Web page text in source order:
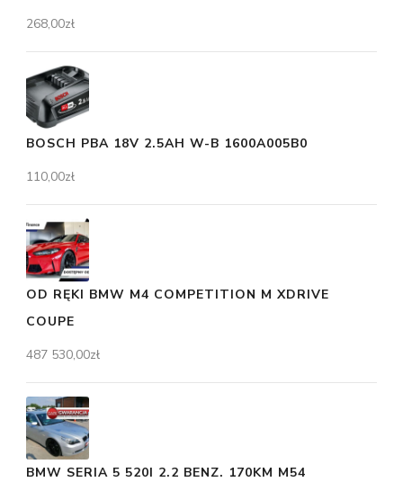
268,00zł
BOSCH PBA 18V 2.5AH W-B 1600A005B0
110,00zł
OD RĘKI BMW M4 COMPETITION M XDRIVE
COUPE
487 530,00zł
BMW SERIA 5 520I 2.2 BENZ. 170KM M54